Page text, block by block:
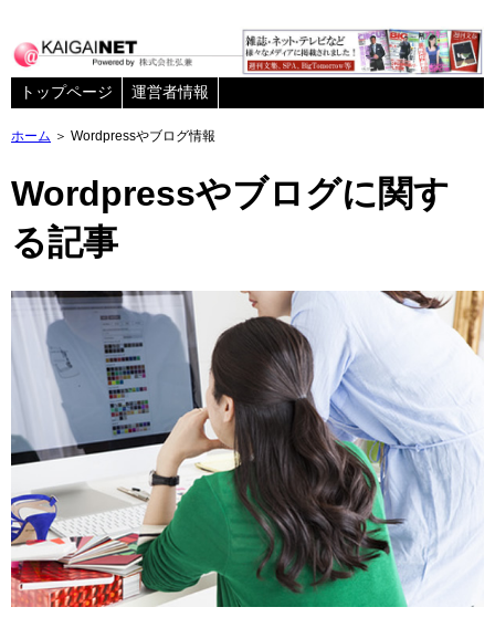
トップページ 運営者情報
ホーム ＞ Wordpressやブログ情報
Wordpressやブログに関す
る記事